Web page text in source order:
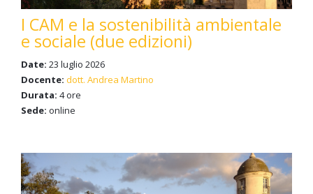
I CAM e la sostenibilità ambientale
e sociale (due edizioni)
Date: 23 luglio 2026
Docente: dott. Andrea Martino
Durata: 4 ore
Sede: online